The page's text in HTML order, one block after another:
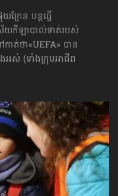
រែន បន្តធ្វើ
ស័យកីឡាបាល់ទាត់របស់
ត់ថា«UEFA» បាន
ងអស់ (ទាំងក្រុមអាជីព